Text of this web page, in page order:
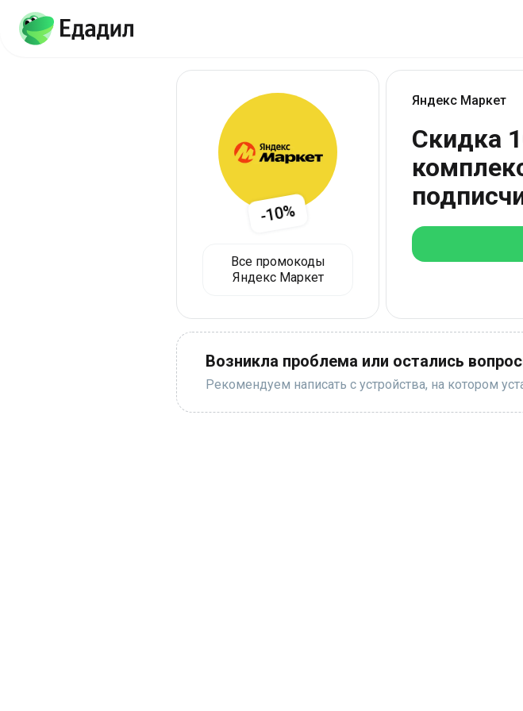
-10%
Все промокоды
Яндекс Маркет
Яндекс Маркет
Скидка
Возникла проблема или остались
Рекомендуем написать с устройства, на котором